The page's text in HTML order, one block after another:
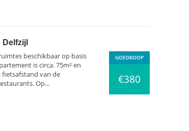
beschikbaar op basis
is circa. 75m² en
fietsafstand van de
Op...
GOEDKOOP
€380